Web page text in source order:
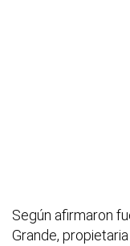
Según afirmaron
Grande,